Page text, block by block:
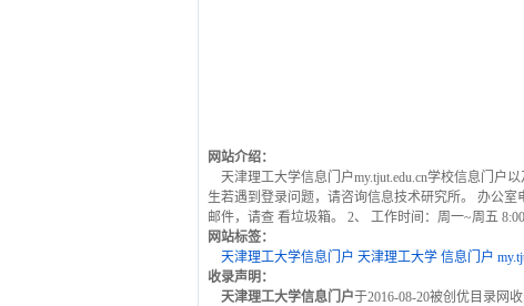
网站介绍：
天津理工大学信息门户my.tjut.edu.cn学校信息门户
生若遇到登录问题，请咨询信息技术研究所。 办公室
邮件，请查 看垃圾箱。 2、 工作时间：周一~周五
网站标签：
天津理工大学信息门户 天津理工大学 信息门户
收录声明：
天津理工大学信息门户于2016-08-20被创优目录网